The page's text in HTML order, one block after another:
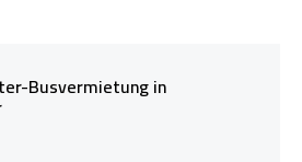
Busvermietung in